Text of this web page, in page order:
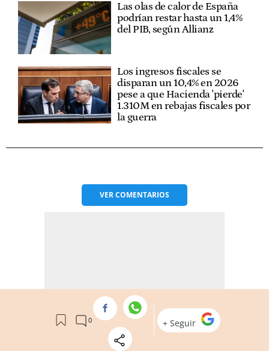
Las olas de calor de España
podrían restar hasta un 1,4%
del PIB, según Allianz
Los ingresos fiscales se
disparan un 10,4% en 2026
pese a que Hacienda 'pierde'
1.310M en rebajas fiscales por
la guerra
VERCOMENTARIOS